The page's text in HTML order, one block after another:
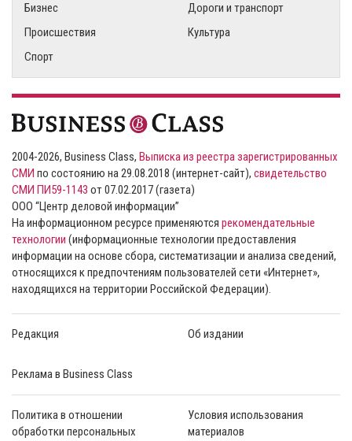
Бизнес
Дороги и транспорт
Происшествия
Культура
Спорт
2004-2026, Business Class, Выписка из реестра зарегистрированных
СМИ по состоянию на 29.08.2018 (интернет-сайт), свидетельство
СМИ ПИ59-1143 от 07.02.2017 (газета)
ООО “Центр деловой информации”
На информационном ресурсе применяются рекомендательные
технологии (информационные технологии предоставления
информации на основе сбора, систематизации и анализа сведений,
относящихся к предпочтениям пользователей сети «Интернет»,
находящихся на территории Российской Федерации).
Редакция Об издании
Реклама в Business Class
Политика в отношении
обработки персональных
Условия использования
материалов